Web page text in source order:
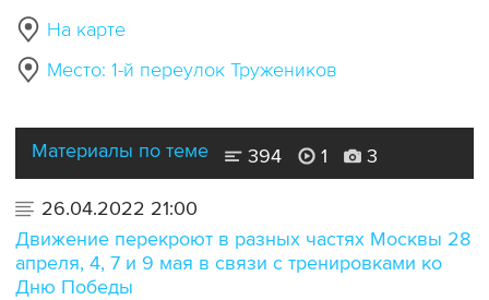
На карте
Место: 1-й переулок Тружеников
Материалы по теме 394 1 3
26.04.2022 21:00
Движение перекроют в разных частях Москвы 28
апреля, 4, 7 и 9 мая в связи с тренировками ко
Дню Победы